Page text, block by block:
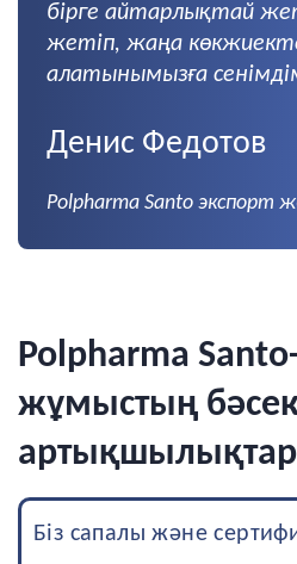
бірге айтарлықтай
жетіп, жаңа
алатынымызға
Денис Федотов
Polpharma Santo экспорт
Polpharma
жұмыстың
Біз әр